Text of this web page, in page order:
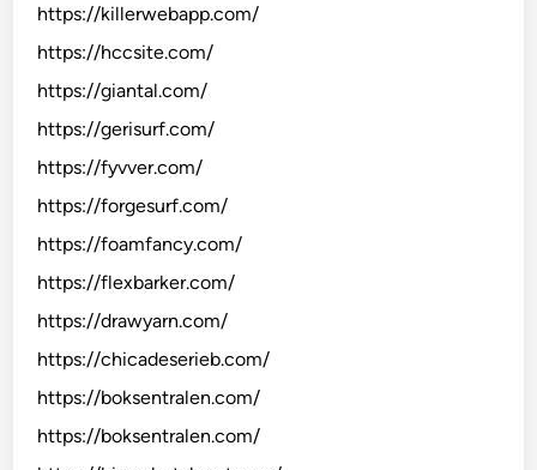
https://killerwebapp.com/
https://hccsite.com/
https://giantal.com/
https://gerisurf.com/
https://fyvver.com/
https://forgesurf.com/
https://foamfancy.com/
https://flexbarker.com/
https://drawyarn.com/
https://chicadeserieb.com/
https://boksentralen.com/
https://boksentralen.com/